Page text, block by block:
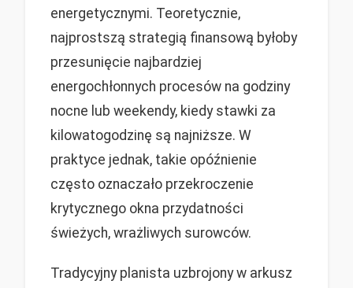
energetycznymi. Teoretycznie,
najprostszą strategią finansową byłoby
przesunięcie najbardziej
energochłonnych procesów na godziny
nocne lub weekendy, kiedy stawki za
kilowatogodzinę są najniższe. W
praktyce jednak, takie opóźnienie
często oznaczało przekroczenie
krytycznego okna przydatności
świeżych, wrażliwych surowców.
Tradycyjny planista uzbrojony w arkusz